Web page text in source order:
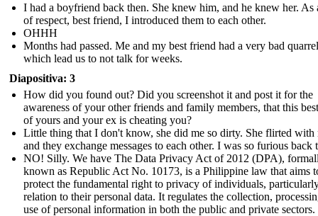
I had a boyfriend back then. She knew him, and he knew her. As
of respect, best friend, I introduced them to each other.
OHHH
Months had passed. Me and my best friend had a very bad quarrel
which lead us to not talk for weeks.
Diapositiva: 3
How did you found out? Did you screenshot it and post it for the
awareness of your other friends and family members, that this
of yours and your ex is cheating you?
Little thing that I don't know, she did me so dirty. She flirted with
and they exchange messages to each other. I was so furious back
NO! Silly. We have The Data Privacy Act of 2012 (DPA),
known as Republic Act No. 10173, is a Philippine law that aims
protect the fundamental right to privacy of individuals,
relation to their personal data. It regulates the collection,
use of personal information in both the public and private sectors.